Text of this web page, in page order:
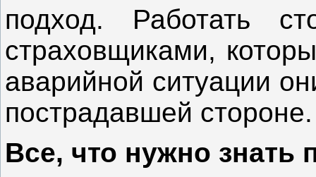
подход. Работать
страховщиками,
аварийной ситуации
пострадавшей стороне.
Все, что нужно